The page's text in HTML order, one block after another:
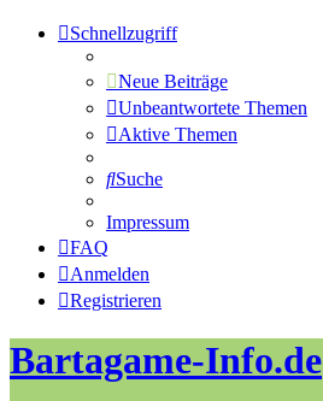
Schnellzugriff
Neue Beiträge
Unbeantwortete Themen
Aktive Themen
Suche
Impressum
FAQ
Anmelden
Registrieren
Bartagame-Info.de